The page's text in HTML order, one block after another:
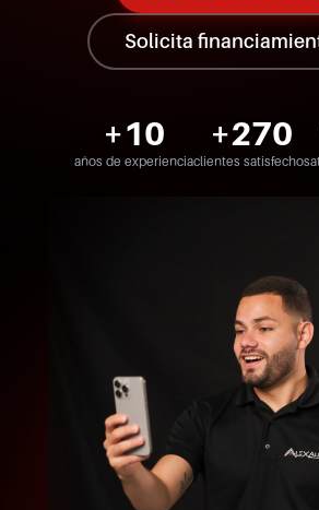
Solicita
+10
años de experiencia
+270
clientes satisfechos